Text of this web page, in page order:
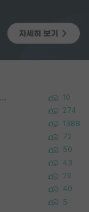
Korea University 수학, 컴퓨터과학 이학사, UC Berkeley 산업공학 대학원 공학박사가 되는 것은 쉽지 않겠죠? 10
274
1388
72
50
43
29
40
5